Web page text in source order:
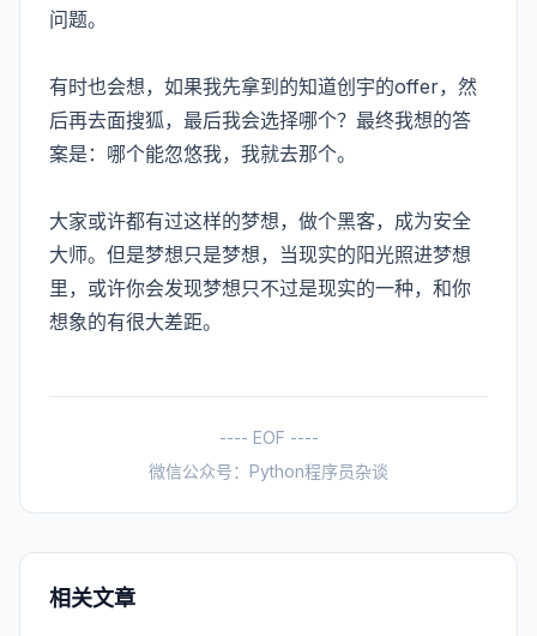
问题。
有时也会想，如果我先拿到的知道创宇的offer，然
后再去面搜狐，最后我会选择哪个？最终我想的答
案是：哪个能忽悠我，我就去那个。
大家或许都有过这样的梦想，做个黑客，成为安全
大师。但是梦想只是梦想，当现实的阳光照进梦想
里，或许你会发现梦想只不过是现实的一种，和你
想象的有很大差距。
---- EOF ----
微信公众号：Python程序员杂谈
相关文章